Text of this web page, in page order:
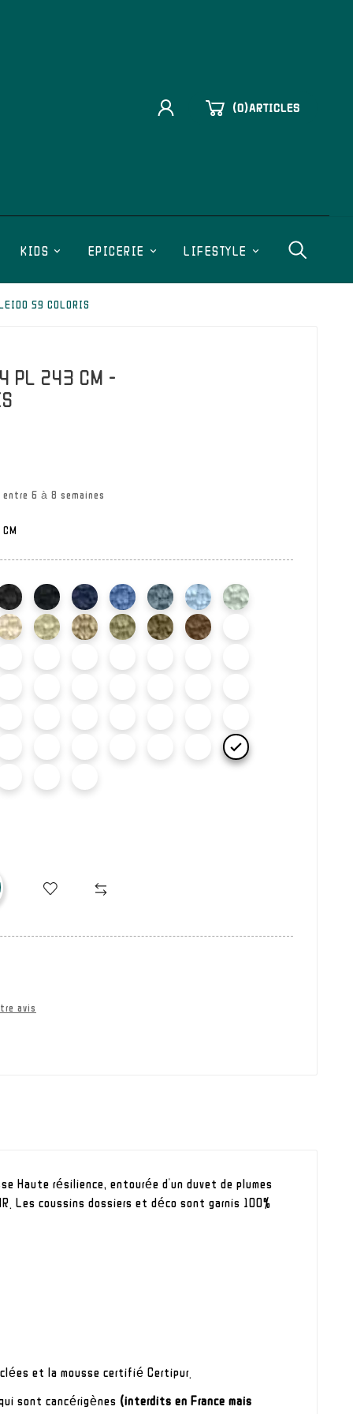
(0)ARTICLES
KIDS EPICERIE LIFESTYLE
59 COLORIS
4 PL 243 CM -
6 à 8 semaines

avis
Haute résilience, entourée d'un duvet de plumes
Les coussins dossiers et déco sont garnis 100%
et la mousse certifié Certipur.
sont cancérigènes (interdits en France mais